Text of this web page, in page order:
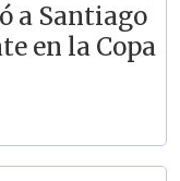
a Santiago
en la Copa